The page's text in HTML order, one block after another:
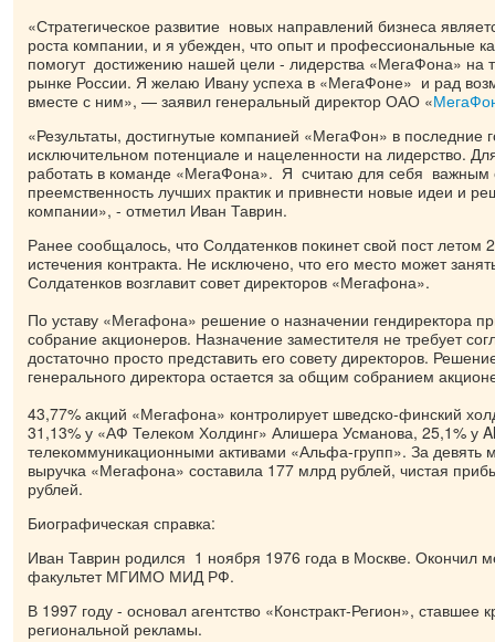
«Стратегическое развитие новых направлений бизнеса
роста компании, и я убежден, что опыт и профессиональные
помогут достижению нашей цели - лидерства «МегаФона» на
рынке России. Я желаю Ивану успеха в «МегаФоне» и рад
вместе с ним», — заявил генеральный директор ОАО «
«Результаты, достигнутые компанией «МегаФон» в последние
исключительном потенциале и нацеленности на лидерство.
работать в команде «МегаФона». Я считаю для себя важным
преемственность лучших практик и привнести новые идеи и
компании», - отметил Иван Таврин.
Ранее сообщалось, что Солдатенков покинет свой пост летом
истечения контракта. Не исключено, что его место может
Солдатенков возглавит совет директоров «Мегафона».
По уставу «Мегафона» решение о назначении гендиректора
собрание акционеров. Назначение заместителя не требует
достаточно просто представить его совету директоров.
генерального директора остается за общим собранием
43,77% акций «Мегафона» контролирует шведско-финский
31,13% у «АФ Телеком Холдинг» Алишера Усманова, 25,1% у
телекоммуникационными активами «Альфа-групп». За девять
выручка «Мегафона» составила 177 млрд рублей, чистая
рублей.
Биографическая справка:
Иван Таврин родился 1 ноября 1976 года в Москве. Окончил
факультет МГИМО МИД РФ.
В 1997 году - основал агентство «Констракт-Регион»,
региональной рекламы.